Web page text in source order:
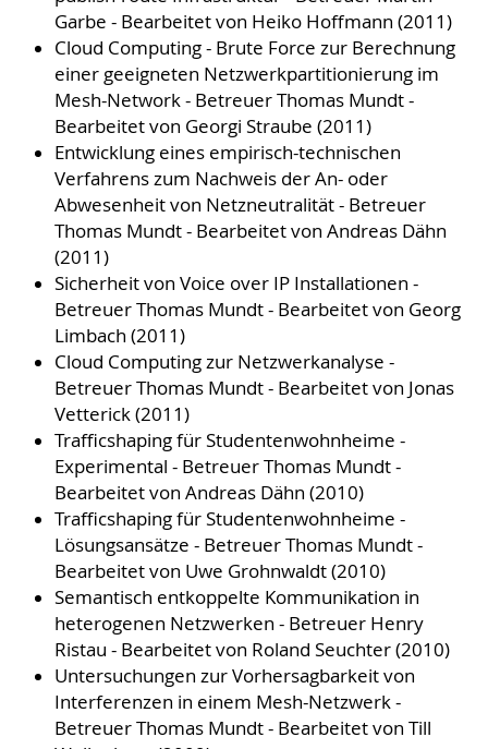
Garbe - Bearbeitet von Heiko Hoffmann (2011)
Cloud Computing - Brute Force zur Berechnung
einer geeigneten Netzwerkpartitionierung im
Mesh-Network - Betreuer Thomas Mundt -
Bearbeitet von Georgi Straube (2011)
Entwicklung eines empirisch-technischen
Verfahrens zum Nachweis der An- oder
Abwesenheit von Netzneutralität - Betreuer
Thomas Mundt - Bearbeitet von Andreas Dähn
(2011)
Sicherheit von Voice over IP Installationen -
Betreuer Thomas Mundt - Bearbeitet von Georg
Limbach (2011)
Cloud Computing zur Netzwerkanalyse -
Betreuer Thomas Mundt - Bearbeitet von Jonas
Vetterick (2011)
Trafficshaping für Studentenwohnheime -
Experimental - Betreuer Thomas Mundt -
Bearbeitet von Andreas Dähn (2010)
Trafficshaping für Studentenwohnheime -
Lösungsansätze - Betreuer Thomas Mundt -
Bearbeitet von Uwe Grohnwaldt (2010)
Semantisch entkoppelte Kommunikation in
heterogenen Netzwerken - Betreuer Henry
Ristau - Bearbeitet von Roland Seuchter (2010)
Untersuchungen zur Vorhersagbarkeit von
Interferenzen in einem Mesh-Netzwerk -
Betreuer Thomas Mundt - Bearbeitet von Till